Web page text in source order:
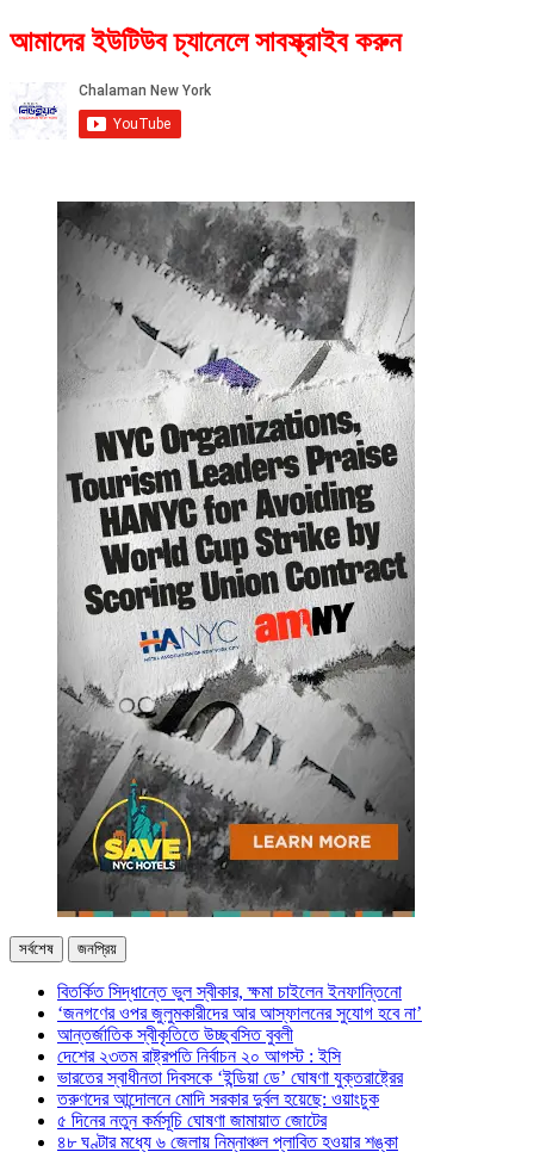
আমাদের ইউটিউব চ্যানেলে সাবস্ক্রাইব করুন
সর্বশেষ জনপ্রিয়
বিতর্কিত সিদ্ধান্তে ভুল স্বীকার, ক্ষমা চাইলেন ইনফান্তিনো
‘জনগণের ওপর জুলুমকারীদের আর আস্ফালনের সুযোগ হবে না’
আন্তর্জাতিক স্বীকৃতিতে উচ্ছ্বসিত বুবলী
দেশের ২৩তম রাষ্ট্রপতি নির্বাচন ২০ আগস্ট : ইসি
ভারতের স্বাধীনতা দিবসকে ‘ইন্ডিয়া ডে’ ঘোষণা যুক্তরাষ্ট্রের
তরুণদের আন্দোলনে মোদি সরকার দুর্বল হয়েছে: ওয়াংচুক
৫ দিনের নতুন কর্মসূচি ঘোষণা জামায়াত জোটের
৪৮ ঘণ্টার মধ্যে ৬ জেলায় নিম্নাঞ্চল প্লাবিত হওয়ার শঙ্কা